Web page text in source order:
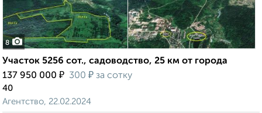
8
Участок 5256 сот., садоводство, 25 км от города
137 950 000 ₽ 300 ₽ за сотку
40
Агентство, 22.02.2024